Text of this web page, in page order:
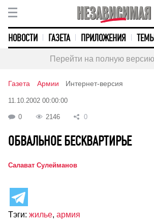
НОВОСТИ ГАЗЕТА ПРИЛОЖЕНИЯ ТЕМЫ
Перейти на полную
Газета Армии Интернет-версия
11.10.2002 00:00:00
0 2146 0
ОБВАЛЬНОЕ БЕСКВАРТИРЬЕ
Салават Сулейманов
Тэги: жилье, армия